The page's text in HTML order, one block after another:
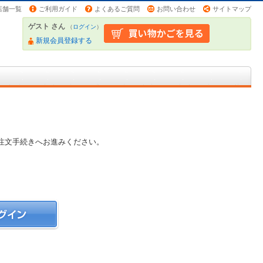
舗一覧 ご利用ガイド よくあるご質問 お問い合わせ サイトマップ
ゲスト さん （ログイン）
新規会員登録する
手続きへお進みください。